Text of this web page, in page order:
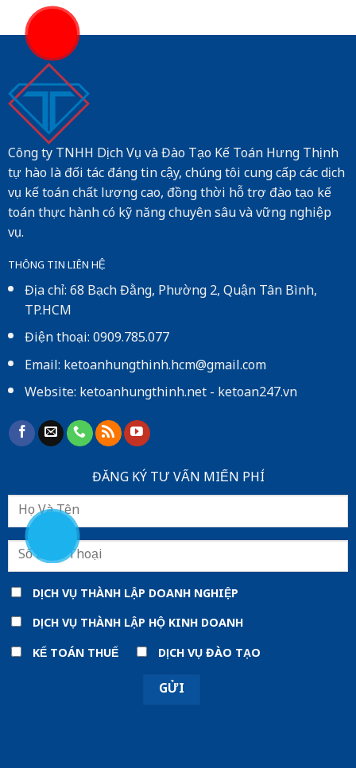
Công ty TNHH Dịch Vụ và Đào Tạo Kế Toán Hưng Thịnh
tự hào là đối tác đáng tin cậy, chúng tôi cung cấp các dịch
vụ kế toán chất lượng cao, đồng thời hỗ trợ đào tạo kế
toán thực hành có kỹ năng chuyên sâu và vững nghiệp
vụ.
THÔNG TIN LIÊN HỆ
Địa chỉ: 68 Bạch Đằng, Phường 2, Quận Tân Bình,
TP.HCM
Điện thoại: 0909.785.077
Email: ketoanhungthinh.hcm@gmail.com
Website:ketoanhungthinh.net-ketoan247.vn
ĐĂNG KÝ TƯ VẤN MIẾN PHÍ
DỊCH VỤ THÀNH LẬP DOANH NGHIỆP
DỊCH VỤ THÀNH LẬP HỘ KINH DOANH
KẾ TOÁN THUẾ
DỊCH VỤ ĐÀO TẠO